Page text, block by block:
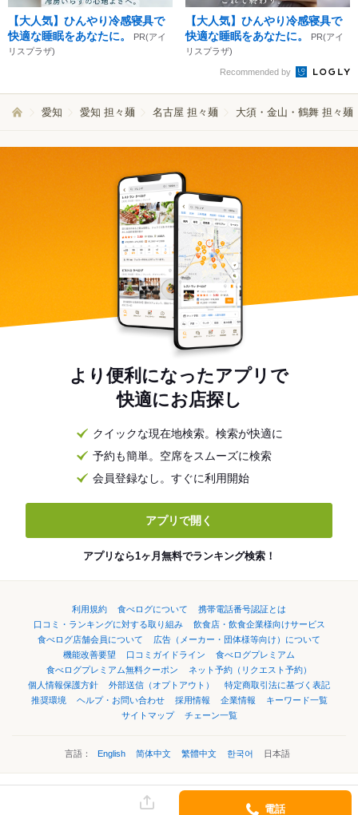
【大人気】ひんやり冷感寝具で
快適な睡眠をあなたに。
PR(アイ
リスプラザ)
【大人気】ひんやり冷感寝具で
快適な睡眠をあなたに。
PR(アイ
リスプラザ)
Recommended by
愛知 愛知 担々麺 名古屋 担々麺 大須・金山・鶴舞 担々麺
より便利になったアプリで
快適にお店探し
クイックな現在地検索。検索が快適に
予約も簡単。空席をスムーズに検索
会員登録なし。すぐに利用開始
アプリで開く
アプリなら1ヶ月無料でランキング検索！
利用規約 食べログについて
携帯電話番号認証とは
口コミ・ランキングに対する取り組み
飲食店・飲食企業様向けサービス
食べログ店舗会員について
広告（メーカー・団体様等向け）について
機能改善要望
口コミガイドライン
食べログプレミアム
食べログプレミアム無料クーポン
ネット予約（リクエスト予約）
個人情報保護方針
外部送信（オプトアウト）
特定商取引法に基づく表記
推奨環境
ヘルプ・お問い合わせ 採用情報 企業情報
キーワード一覧
サイトマップ
チェーン一覧
言語： English 简体中文 繁體中文 한국어 日本語
©Kakaku.com, Inc.
電話